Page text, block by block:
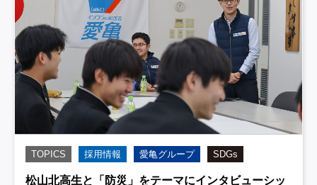
TOPICS 採用情報 愛亀グループ SDGs
松山北高生と「防災」をテーマにインタビューシッ